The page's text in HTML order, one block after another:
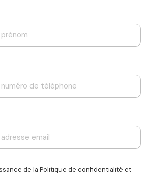
de la Politique de confidentialité et